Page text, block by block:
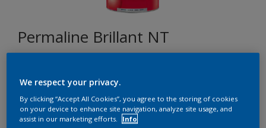
Permaline Brillant NT
Format
We respect your privacy.
By clicking “Accept All Cookies”, you agree to the storing of cookies
on your device to enhance site navigation, analyze site usage, and
assist in our marketing efforts.
Info